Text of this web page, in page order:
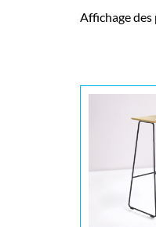
Affichage